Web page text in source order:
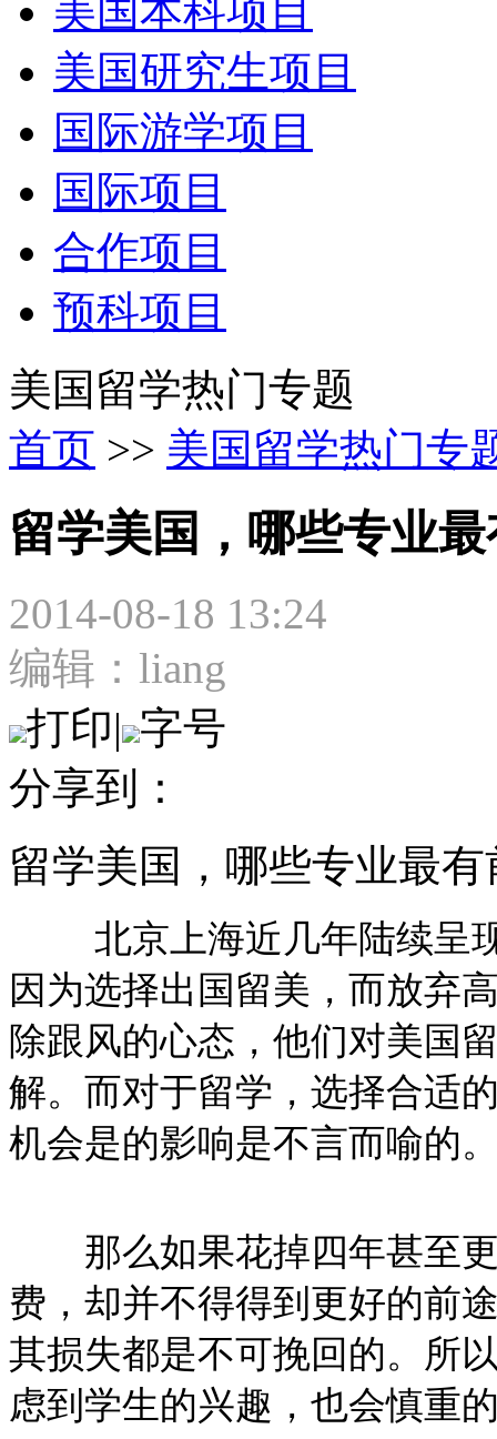
美国本科项目
美国研究生项目
国际游学项目
国际项目
合作项目
预科项目
美国留学热门专题
首页 >> 美国留学热门专
留学美国，哪些专业
2014-08-18 13:24
编辑：liang
打印| 字号
分享到：
留学美国，哪些专业最
北京上海近几年陆续呈现
因为选择出国留美，而放弃
除跟风的心态，他们对美国
解。而对于留学，选择合适
机会是的影响是不言而喻的
那么如果花掉四年甚至更
费，却并不得得到更好的前
其损失都是不可挽回的。所
虑到学生的兴趣，也会慎重